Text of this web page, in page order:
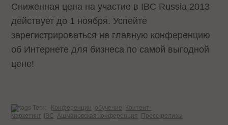
Сниженная цена на участие в IBC Russia 2013
действует до 1 ноября. Успейте
зарегистрироваться на главную конференцию
об Интернете для бизнеса по самой выгодной
цене!
Теги: Конференции обучение
Контент-
маркетинг
IBC Ашмановская конференция Пресс-релизы